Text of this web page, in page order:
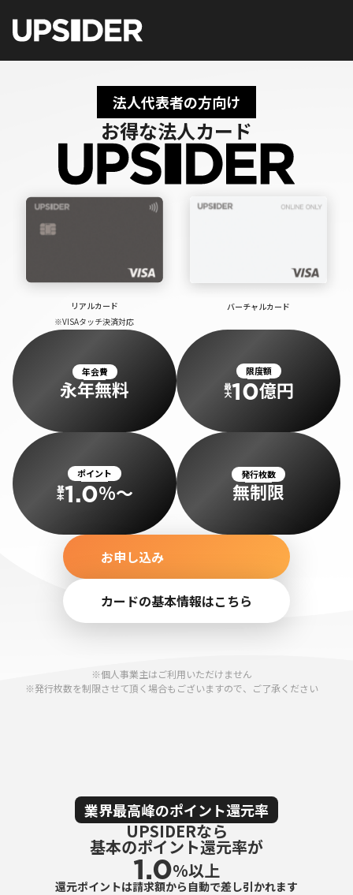
法人代表者の方向け
お得な法人カード
リアルカード
※VISAタッチ決済対応
バーチャルカード
年会費
永年無料
限度額
最
大10億円
ポイント
基
本1.0%〜
発行枚数
無制限
お申し込み
カードの基本情報はこちら
※個人事業主はご利用いただけません
※発行枚数を制限させて頂く場合もございますので、ご了承ください
業界最高峰のポイント還元率
UPSIDERなら
基本のポイント還元率が
1.0%以上
還元ポイントは請求額から自動で差し引かれます